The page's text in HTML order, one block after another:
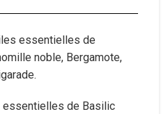
essentielles de
noble, Bergamote,
de Basilic